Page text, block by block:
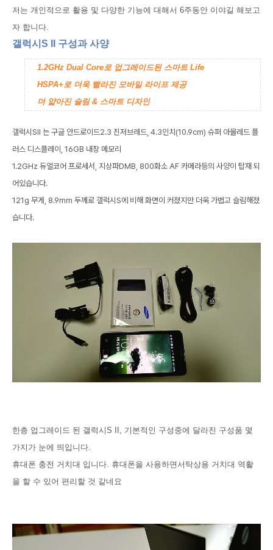
저는 개인적으로 활용 및 다양한 기능에 대해서 6주동안 이야길 해보고
자 합니다.
갤럭시S II 구성과 사양
1.2GHz Dual Core로 업그레이드된 스마트 Life
HSPA+로 더욱 빨라진 모바일 라이프 제공
더 얇아진 슬림 & 스마트 디자인
갤럭시SII 는 구글 안드로이드2.3 진저브레드, 4.3인치(10.9cm) 슈퍼 아몰레드 플
러스 디스플레이, 16GB 내장 메모리
1.2GHz 듀얼코어 프로세서, 지상파DMB, 800화소 AF 카메라등의 사양이 탑재 되
어있습니다.
121g 무게, 8.9mm 두께로 갤럭시S에 비해 화면이 커졌지만 더욱 가볍고 슬림해졌
습니다.
한층 업그레이드 된 갤럭시S II, 기본적인 구성중에 달라진 구성품 몇
가지가 눈에 띄입니다.
휴대폰 충전 거치대 입니다. 휴대폰을 사용하면서탁상용 거치대 역활
을 할 수 있어 편리할 것 같네요